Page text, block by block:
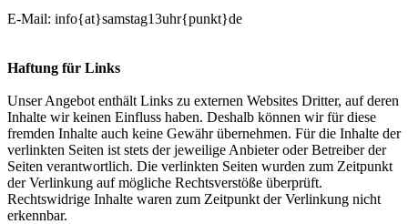
E-Mail: info{at}samstag13uhr{punkt}de
Haftung für Links
Unser Angebot enthält Links zu externen Websites Dritter, auf deren
Inhalte wir keinen Einfluss haben. Deshalb können wir für diese
fremden Inhalte auch keine Gewähr übernehmen. Für die Inhalte der
verlinkten Seiten ist stets der jeweilige Anbieter oder Betreiber der
Seiten verantwortlich. Die verlinkten Seiten wurden zum Zeitpunkt
der Verlinkung auf mögliche Rechtsverstöße überprüft.
Rechtswidrige Inhalte waren zum Zeitpunkt der Verlinkung nicht
erkennbar.